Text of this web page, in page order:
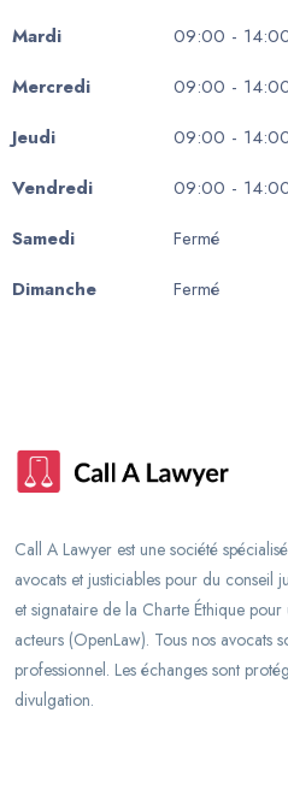
Mardi
09:00 -
Mercredi
09:00 -
Jeudi
09:00 -
Vendredi
09:00 -
Samedi
Fermé
Dimanche
Fermé
Call A Lawyer est une société
avocats et justiciables pour du conseil
et signataire de la Charte Éthique
acteurs (OpenLaw). Tous nos avocats
professionnel. Les échanges sont
divulgation.